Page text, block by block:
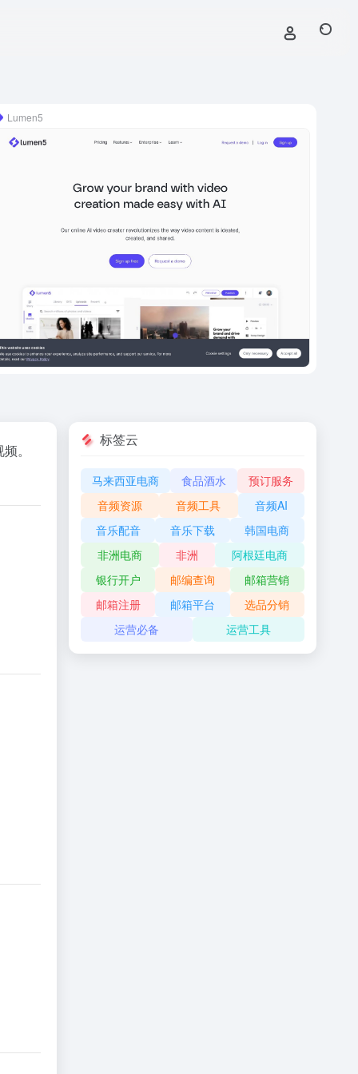
Lumen5
。
标签云
马来西亚电商 食品酒水
预订服务
音频资源
音频工具
音频AI
音乐配音
音乐下载
韩国电商
非洲电商
非洲
阿根廷电商
银行开户
邮编查询
邮箱营销
邮箱注册
邮箱平台
选品分销
运营必备
运营工具